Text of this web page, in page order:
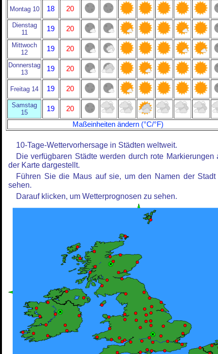
Montag 10 18 20
Dienstag
11
19 20
Mittwoch
12
19 20
Donnerstag
13
19 20
Freitag 14 19 20
Samstag
15
19
20
Maßeinheiten ändern (°C/°F)
10-Tage-Wettervorhersage in Städten weltweit.
Die verfügbaren Städte werden durch rote Markierungen
der Karte dargestellt.
Führen Sie die Maus auf sie, um den Namen der Stadt
sehen.
Darauf klicken, um Wetterprognosen zu sehen.